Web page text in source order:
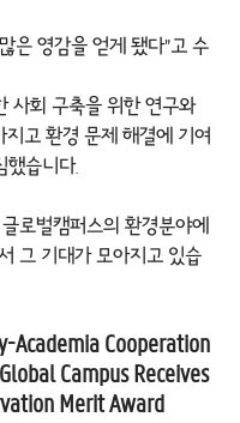
은 영감을 얻게 됐다”고 수
사회 구축을 위한 연구와
고 환경 문제 해결에 기여
했습니다.
로벌캠퍼스의 환경분야에
그 기대가 모아지고 있습
Academia Cooperation
Campus Receives
Merit Award